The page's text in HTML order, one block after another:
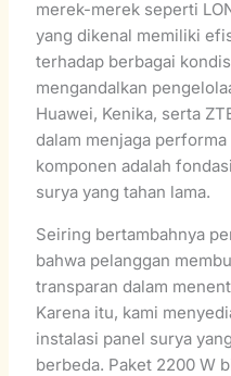
merek-merek seperti
yang dikenal memiliki
terhadap berbagai
mengandalkan
Huawei, Kenika, serta
dalam menjaga
komponen adalah
surya yang tahan lama.
Seiring bertambahnya
bahwa pelanggan
transparan dalam
Karena itu, kami
instalasi panel surya
berbeda. Paket 2200 W